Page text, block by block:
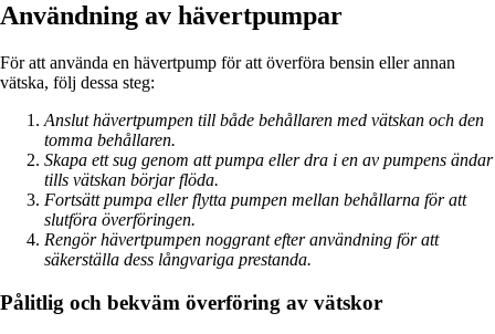
Användning av hävertpumpar
För att använda en hävertpump för att överföra bensin eller annan
vätska, följ dessa steg:
Anslut hävertpumpen till både behållaren med vätskan och den
tomma behållaren.
Skapa ett sug genom att pumpa eller dra i en av pumpens ändar
tills vätskan börjar flöda.
Fortsätt pumpa eller flytta pumpen mellan behållarna för att
slutföra överföringen.
Rengör hävertpumpen noggrant efter användning för att
säkerställa dess långvariga prestanda.
Pålitlig och bekväm överföring av vätskor